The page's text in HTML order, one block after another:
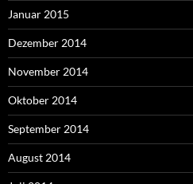
Januar 2015
Dezember 2014
November 2014
Oktober 2014
September 2014
August 2014